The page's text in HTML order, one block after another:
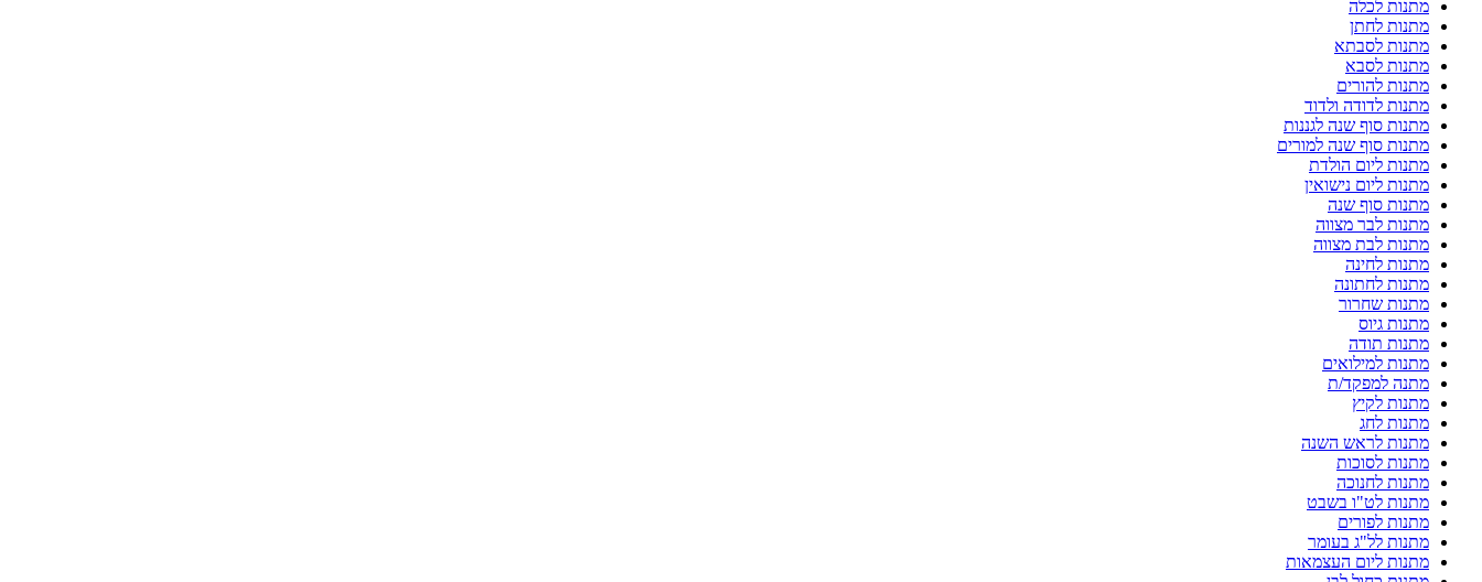
מתנות לכלה
מתנות לחתן
מתנות לסבתא
מתנות לסבא
מתנות להורים
מתנות לדודה ולדוד
מתנות סוף שנה לגננות
מתנות סוף שנה למורים
מתנות ליום הולדת
מתנות ליום נישואין
מתנות סוף שנה
מתנות לבר מצווה
מתנות לבת מצווה
מתנות לחינה
מתנות לחתונה
מתנות שחרור
מתנות גיוס
מתנות תודה
מתנות למילואים
מתנה למפקד/ת
מתנות לקיץ
מתנות לחג
מתנות לראש השנה
מתנות לסוכות
מתנות לחנוכה
מתנות לט"ו בשבט
מתנות לפורים
מתנות לל"ג בעומר
מתנות ליום העצמאות